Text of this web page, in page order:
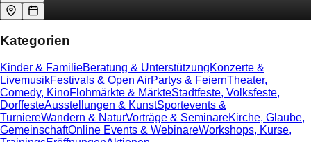
Kategorien
Kinder & FamilieBeratung & UnterstützungKonzerte &
LivemusikFestivals & Open AirPartys & FeiernTheater,
Comedy, KinoFlohmärkte & MärkteStadtfeste, Volksfeste,
DorffesteAusstellungen & KunstSportevents &
TurniereWandern & NaturVorträge & SeminareKirche, Glaube,
GemeinschaftOnline Events & WebinareWorkshops, Kurse,